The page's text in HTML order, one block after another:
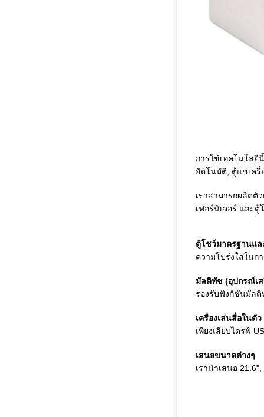
การใช้เทคโนโล
อัตโนมัติ, ตู้แช่เครื่
เราสามารถผลิตตั
เฟอร์นิเจอร์ และ
ตู้โชว์มาตรฐานแล
ความโปร่งใสในก
มัลติทัช (อุปกรณ์เ
รองรับฟังก์ชั่นมัลติ
เครื่องเล่นสื่อในตัว
เพียงเสียบไดรฟ์
เสนอขนาดต่างๆ
เรานำเสนอ